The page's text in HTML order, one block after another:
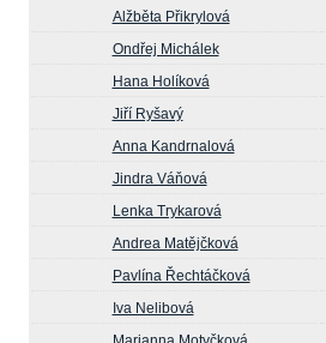
Alžběta Přikrylová
Ondřej Michálek
Hana Holíková
Jiří Ryšavý
Anna Kandrnalová
Jindra Váňová
Lenka Trykarová
Andrea Matějčková
Pavlína Řechtáčková
Iva Nelibová